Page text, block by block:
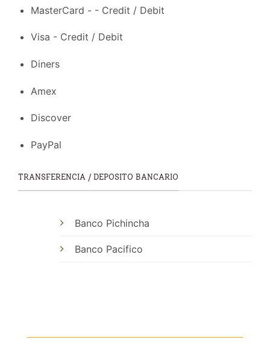
MasterCard - - Credit / Debit
Visa - Credit / Debit
Diners
Amex
Discover
PayPal
TRANSFERENCIA / DEPOSITO BANCARIO
Banco Pichincha
Banco Pacifico